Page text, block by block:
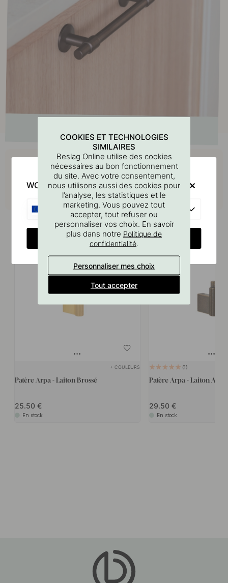
Achetez avec
Produits similaires
+ COULEURS
Patère Arpa - Laiton Brossé
25.50
En stock
1
Patère Arpa - Laiton
29.50
En stock
COOKIES ET TECHNOLOGIES
SIMILAIRES
Beslag Online utilise des cookies
nécessaires au bon fonctionnement
du site. Avec votre consentement,
nous utilisons aussi des cookies pour
l’analyse, les statistiques et le
marketing. Vous pouvez tout
accepter, tout refuser ou
personnaliser vos choix. En savoir
plus dans notre Politique de
confidentialité.
Personnaliser mes choix
Tout accepter
WOULD YOU RATHER VISIT?
CHANGE COUNTRY